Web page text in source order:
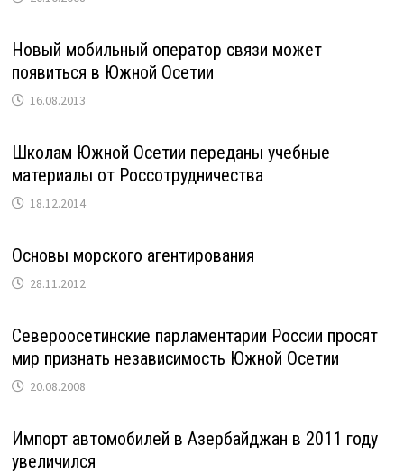
Новый мобильный оператор связи может
появиться в Южной Осетии
16.08.2013
Школам Южной Осетии переданы учебные
материалы от Россотрудничества
18.12.2014
Основы морского агентирования
28.11.2012
Североосетинские парламентарии России просят
мир признать независимость Южной Осетии
20.08.2008
Импорт автомобилей в Азербайджан в 2011 году
увеличился